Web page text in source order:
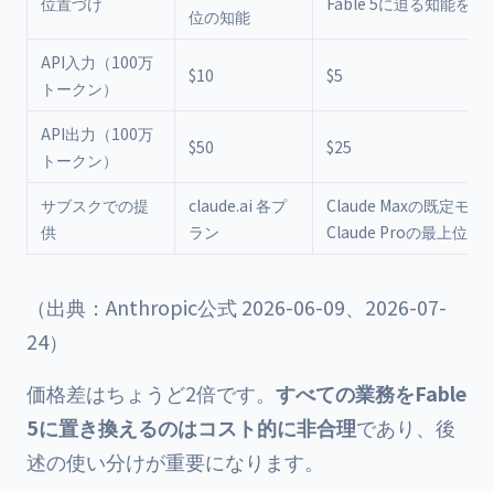
位の知能
API入力（100万
トークン）
$10 $5
API出力（100万
トークン）
$50 $25
サブスクでの提
供
claude.ai 各プ
ラン
Claude Maxの既定モデ
Claude Proの最上位
（出典：Anthropic公式 2026-06-09、2026-07-
24）
価格差はちょうど2倍です。 すべての業務をFable
5に置き換えるのはコスト的に非合理であり、後
述の使い分けが重要になります。